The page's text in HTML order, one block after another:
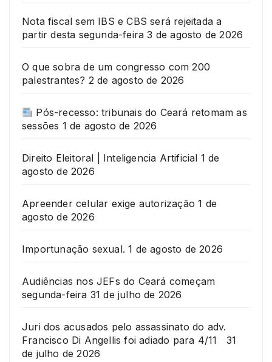
Nota fiscal sem IBS e CBS será rejeitada a
partir desta segunda-feira 3 de agosto de 2026
O que sobra de um congresso com 200
palestrantes? 2 de agosto de 2026
Pós-recesso: tribunais do Ceará retomam as
sessões 1 de agosto de 2026
Direito Eleitoral | Inteligencia Artificial 1 de
agosto de 2026
Apreender celular exige autorização 1 de
agosto de 2026
Importunação sexual. 1 de agosto de 2026
Audiências nos JEFs do Ceará começam
segunda-feira 31 de julho de 2026
Juri dos acusados pelo assassinato do adv.
Francisco Di Angellis foi adiado para 4/11
31
de julho de 2026